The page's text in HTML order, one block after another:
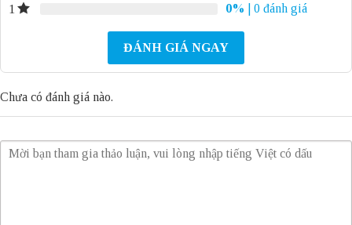
1
0% | 0 đánh giá
ĐÁNH GIÁ NGAY
Chưa có đánh giá nào.